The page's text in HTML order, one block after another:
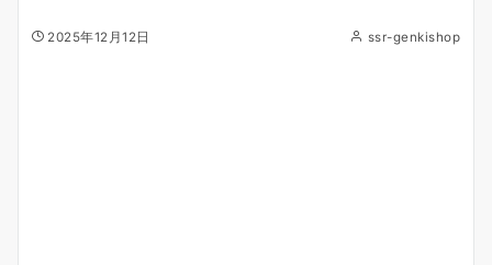
2025年12月12日 ssr-genkishop